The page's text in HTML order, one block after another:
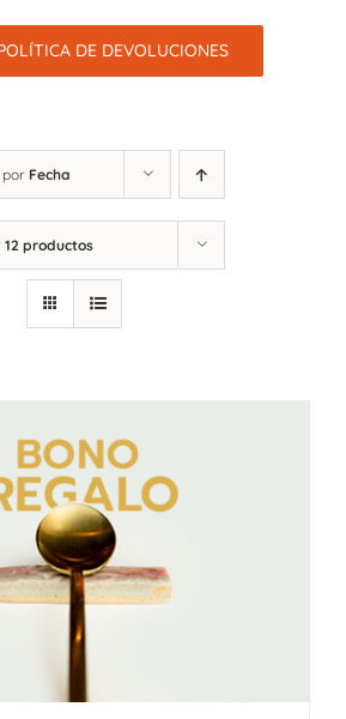
DE DEVOLUCIONES
por Fecha
12 productos